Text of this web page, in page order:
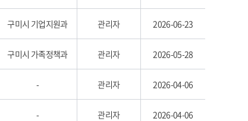
구미시 기업지원과 관리자 2026-06-23
구미시 가족정책과 관리자 2026-05-28
- 관리자 2026-04-06
- 관리자 2026-04-06